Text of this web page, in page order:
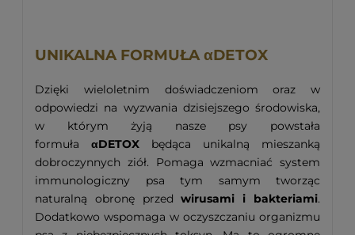
UNIKALNA FORMUŁA αDETOX
Dzięki wieloletnim doświadczeniom oraz w
odpowiedzi na wyzwania dzisiejszego środowiska,
w którym żyją nasze psy powstała
formuła αDETOX będąca unikalną mieszanką
dobroczynnych ziół. Pomaga wzmacniać system
immunologiczny psa tym samym tworząc
naturalną obronę przedwirusami i bakteriami.
Dodatkowo wspomaga w oczyszczaniu organizmu